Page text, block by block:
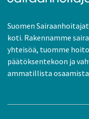
Suomen
koti. Rakennamme
yhteisöä, tuomme
päätöksentekoon ja
ammatillista